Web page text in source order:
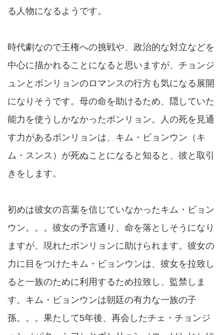
る人物になるようです。
時代劇なので王権への挑戦や、政治的な対立などを
中心に描かれることになると思いますが、チョンジ
ュンとボンリョンのロマンスの行方も気になる展開
になりそうです。母の命を助けるため、隠していた
能力を使うしかなかったボンリョン。人の死を見通
す力があるボンリョンは、キム・ビョンウン（キ
ム・スンス）が死ぬことになると知ると、彼と取引
きをします。
初めは彼女の言葉を信じていなかったキム・ビョン
ウン。。。彼女の予言通り、命を落としそうになり
ますが、現れたボンリョンに助けられます。彼女の
力に目をつけたキム・ビョンウンは、彼女を拉致し
ると一族のために利用するため拉致し、監禁しま
す。キム・ビョンウンは朝廷の有力な一族の子
孫。。。果たして5年後、再会したチェ・チョンジ